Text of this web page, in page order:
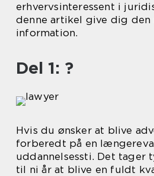
erhvervsinteressent i
denne artikel give dig den
information.
Del 1: ?
Hvis du ønsker at blive
forberedt på en
uddannelsessti. Det tager
til ni år at blive en fuldt